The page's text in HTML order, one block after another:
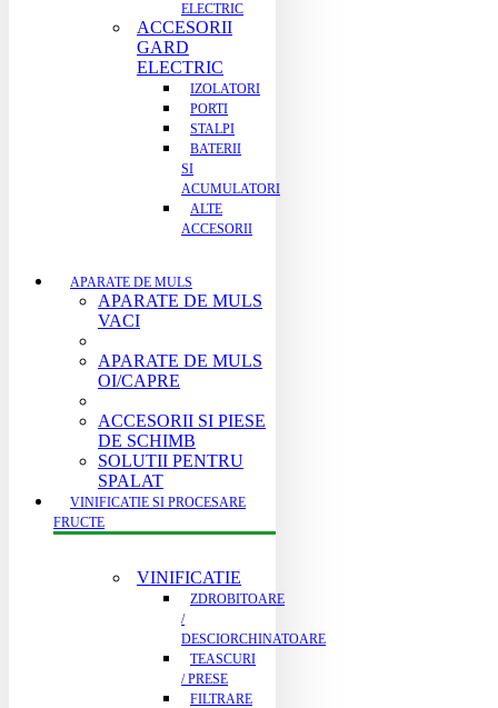
ELECTRIC
ACCESORII
GARD
ELECTRIC
IZOLATORI
PORTI
STALPI
BATERII
SI
ACUMULATORI
ALTE
ACCESORII
APARATE DE MULS
APARATE DE MULS
VACI
APARATE DE MULS
OI/CAPRE
ACCESORII SI PIESE
DE SCHIMB
SOLUTII PENTRU
SPALAT
VINIFICATIE SI PROCESARE
FRUCTE
VINIFICATIE
ZDROBITOARE
/
DESCIORCHINATOARE
TEASCURI
/ PRESE
FILTRARE